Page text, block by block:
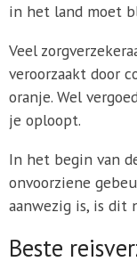
in het land moet
Veel
veroorzaakt door
oranje. Wel
je oploopt.
In het begin van
onvoorziene
aanwezig is, is dit
Beste